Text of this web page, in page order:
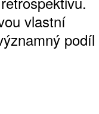
vlastní
podíl